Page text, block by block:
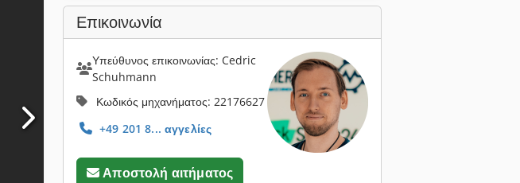
Επικοινωνία
Υπεύθυνος επικοινωνίας: Cedric
Schuhmann
Κωδικός μηχανήματος: 22176627
+49 201 8... αγγελίες
Αποστολή αιτήματος